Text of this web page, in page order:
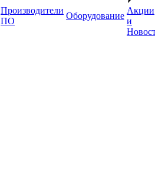
Производители
ПО
Оборудование
Акции
и